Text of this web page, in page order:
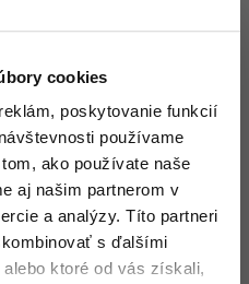
cookies
poskytovanie funkcií
používame
ako používate naše
aj našim partnerom v
a analýzy. Títo partneri
s ďalšími
ktoré od vás získali,
dostaneš?
podľa spôsobu
IT.
získať vysnívanú a
.